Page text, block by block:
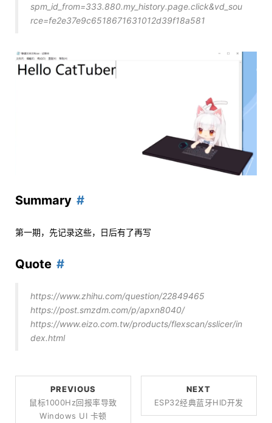
spm_id_from=333.880.my_history.page.click&vd_sou
rce=fe2e37e9c6518671631012d39f18a581
Summary
第一期，先记录这些，日后有了再写
Quote
https://www.zhihu.com/question/22849465
https://post.smzdm.com/p/apxn8040/
https://www.eizo.com.tw/products/flexscan/sslicer/in
dex.html
PREVIOUS
鼠标1000Hz回报率导致
Windows UI 卡顿
NEXT
ESP32经典蓝牙HID开发